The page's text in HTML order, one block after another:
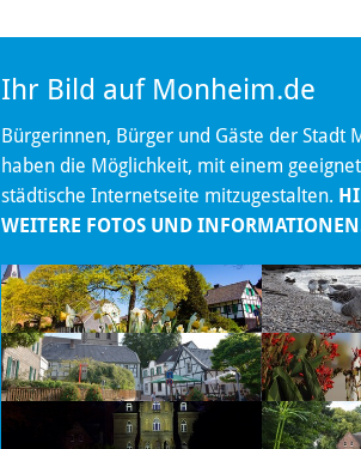
Ihr Bild auf Monheim.de
Bürgerinnen, Bürger und Gäste der Stadt
haben die Möglichkeit, mit einem
städtische Internetseite mitzugestalten.
WEITERE FOTOS UND